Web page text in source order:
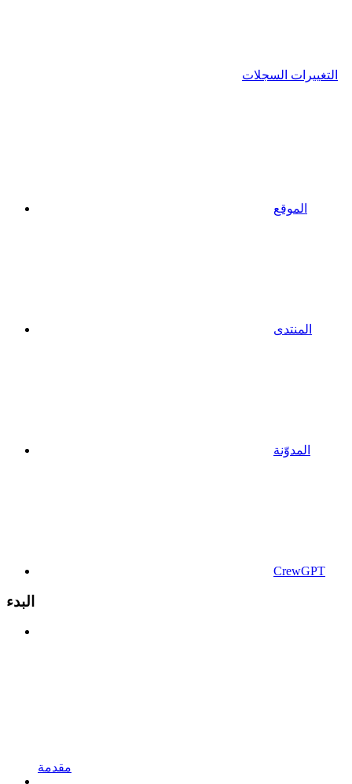
التغييرات السجلات
الموقع
المنتدى
المدوّنة
CrewGPT
البدء
مقدمة